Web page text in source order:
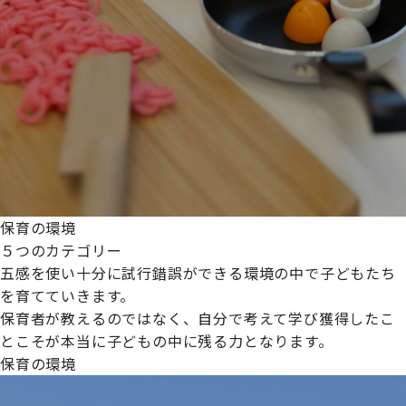
保育の環境
５つのカテゴリー
五感を使い十分に試行錯誤ができる環境の中で子どもたち
を育てていきます。
保育者が教えるのではなく、自分で考えて学び獲得したこ
とこそが本当に子どもの中に残る力となります。
保育の環境